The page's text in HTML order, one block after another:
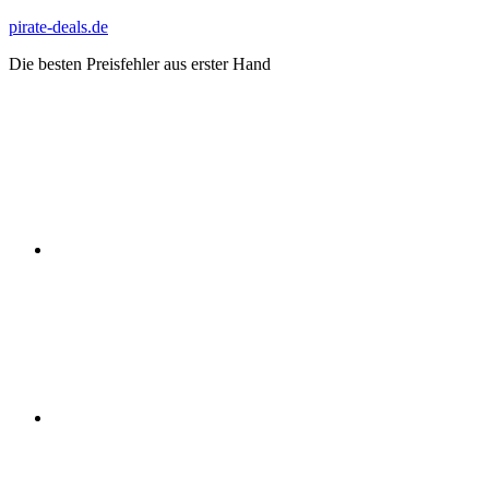
Zum
springen
pirate-deals.de
Die besten Preisfehler aus erster Hand